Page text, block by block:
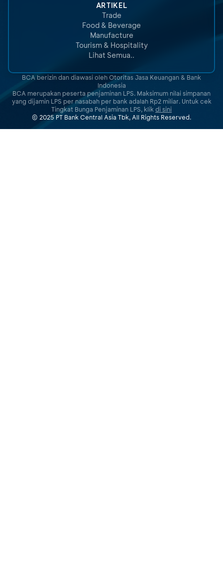
ARTIKEL
Trade
Food & Beverage
Manufacture
Tourism & Hospitality
Lihat Semua..
BCA berizin dan diawasi oleh Otoritas Jasa Keuangan & Bank
Indonesia
BCA merupakan peserta penjaminan LPS. Maksimum nilai simpanan
yang dijamin LPS per nasabah per bank adalah Rp2 miliar. Untuk cek
Tingkat Bunga Penjaminan LPS, klikdi sini
© 2025 PT Bank Central Asia Tbk, All Rights Reserved.